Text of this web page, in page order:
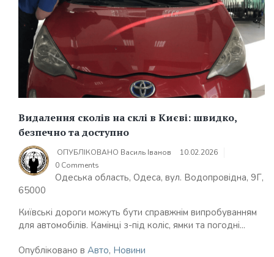
Видалення сколів на склі в Києві: швидко,
безпечно та доступно
ОПУБЛІКОВАНО Василь Іванов
10.02.2026
0 Comments
Одеська область, Одеса, вул. Водопровідна, 9Г,
65000
Київські дороги можуть бути справжнім випробуванням
для автомобілів. Камінці з-під коліс, ямки та погодні...
Опубліковано в Авто, Новини